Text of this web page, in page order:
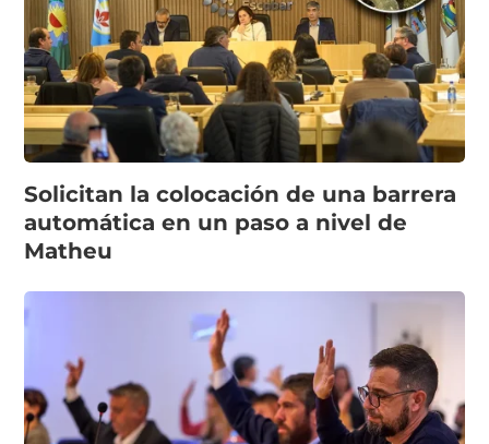
Solicitan la colocación de una barrera
automática en un paso a nivel de
Matheu